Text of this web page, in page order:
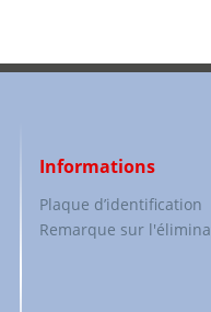
Informations
Plaque d’identification
Remarque sur